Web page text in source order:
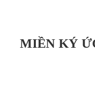
MIỀN KÝ